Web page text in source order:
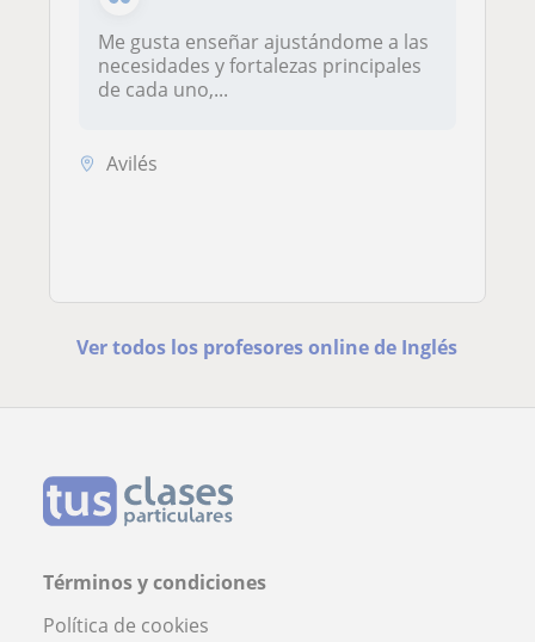
Me gusta enseñar ajustándome a las
necesidades y fortalezas principales
de cada uno,...
Avilés
Ver todos los profesores online de Inglés
Términos y condiciones
Política de cookies